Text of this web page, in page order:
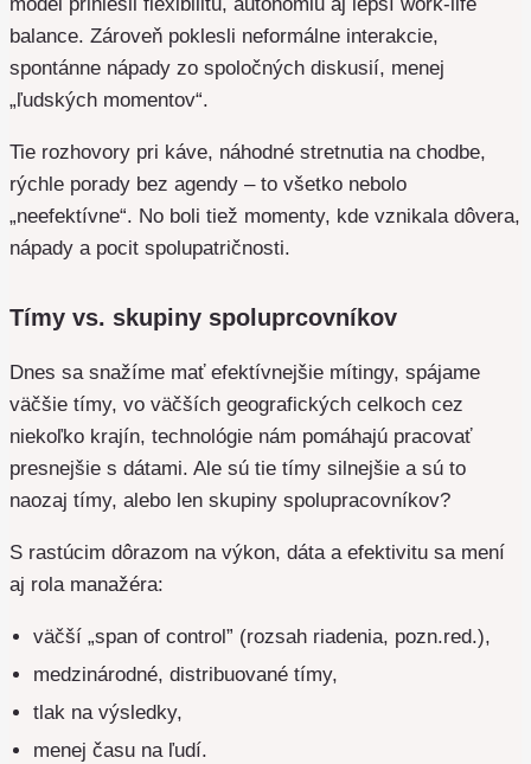
balance. Zároveň poklesli neformálne interakcie,
spontánne nápady zo spoločných diskusií, menej
„ľudských momentov“.
Tie rozhovory pri káve, náhodné stretnutia na chodbe,
rýchle porady bez agendy – to všetko nebolo
„neefektívne“. No boli tiež momenty, kde vznikala dôvera,
nápady a pocit spolupatričnosti.
Tímy vs. skupiny spoluprcovníkov
Dnes sa snažíme mať efektívnejšie mítingy, spájame
väčšie tímy, vo väčších geografických celkoch cez
niekoľko krajín, technológie nám pomáhajú pracovať
presnejšie s dátami. Ale sú tie tímy silnejšie a sú to
naozaj tímy, alebo len skupiny spolupracovníkov?
S rastúcim dôrazom na výkon, dáta a efektivitu sa mení
aj rola manažéra:
väčší „span of control” (rozsah riadenia, pozn.red.),
medzinárodné, distribuované tímy,
tlak na výsledky,
menej času na ľudí.